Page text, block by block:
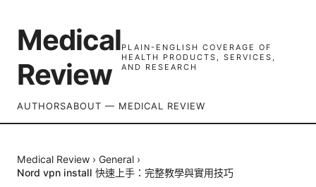
Medical
Review
PLAIN-ENGLISH COVERAGE OF
HEALTH PRODUCTS, SERVICES,
AND RESEARCH
AUTHORSABOUT — MEDICAL REVIEW
Medical Review › General ›
Nord vpn install 快速上手：完整教學與實用技巧